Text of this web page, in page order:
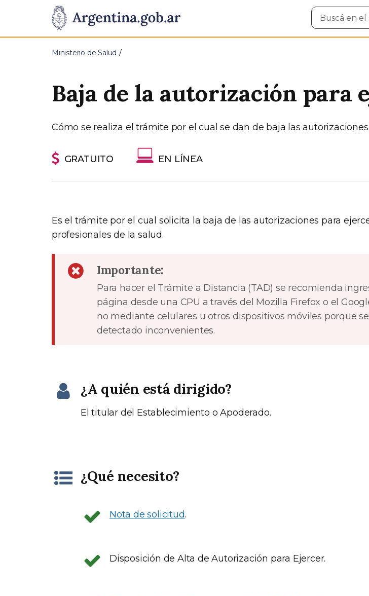
Presidencia
de
Pasar al contenido principal
Buscar
en
Ministerio de Salud
Baja de la autorización para
Cómo se realiza el trámite por el cual se dan de baja las
GRATUITO EN LÍNEA
Es el trámite por el cual solicita la baja de las autorizaciones para
profesionales de la salud.
Importante:
Para hacer el Trámite a Distancia (TAD) se recomienda
página desde una CPU a través del Mozilla Firefox o el
no mediante celulares u otros dispositivos móviles porque
detectado inconvenientes.
¿A quién está dirigido?
El titular del Establecimiento o Apoderado.
¿Qué necesito?
Nota de solicitud.
Disposición de Alta de Autorización para Ejercer.